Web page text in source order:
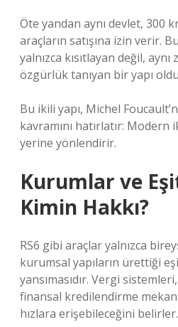
Öte yandan aynı devlet, 300
araçların satışına izin verir.
yalnızca kısıtlayan değil,
özgürlük tanıyan bir yapı
Bu ikili yapı, Michel
kavramını hatırlatır:
yerine yönlendirir.
Kurumlar ve
Kimin Hakkı?
RS6 gibi araçlar yalnızca
kurumsal yapıların ürettiği
yansımasıdır. Vergi
finansal kredilendirme
hızlara erişebileceğini belirler.